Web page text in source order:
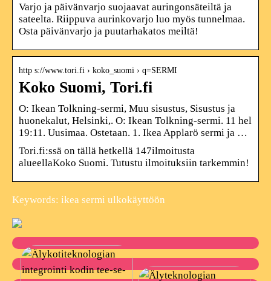
Varjo ja päivänvarjo suojaavat auringonsäteiltä ja
sateelta. Riippuva aurinkovarjo luo myös tunnelmaa.
Osta päivänvarjo ja puutarhakatos meiltä!
http s://www.tori.fi › koko_suomi › q=SERMI
Koko Suomi, Tori.fi
O: Ikean Tolkning-sermi, Muu sisustus, Sisustus ja
huonekalut, Helsinki,. O: Ikean Tolkning-sermi. 11 hel
19:11. Uusimaa. Ostetaan. 1. Ikea Applarö sermi ja …
Tori.fi:ssä on tällä hetkellä 147ilmoitusta
alueellaKoko Suomi. Tutustu ilmoituksiin tarkemmin!
Keywords: ikea sermi ulkokäyttöön